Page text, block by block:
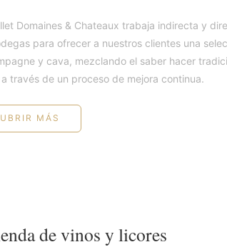
Domaines & Chateaux trabaja indirecta y
para ofrecer a nuestros clientes una
y cava, mezclando el saber hacer
través de un proceso de mejora continua.
MÁS
de vinos y licores